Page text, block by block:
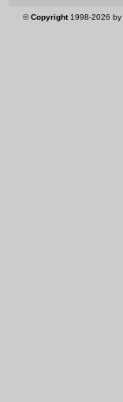
©Copyright1998-2026 by